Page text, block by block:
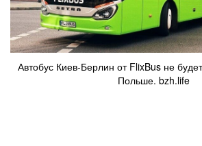
Автобус Киев-Берлин от FlixBus не
Польше. bzh.life